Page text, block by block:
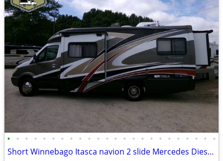
• • • • • • • • • • • • • • • • • • • • • • • •
Short Winnebago Itasca navion 2 slide Mercedes Diesel 18MPG full paint